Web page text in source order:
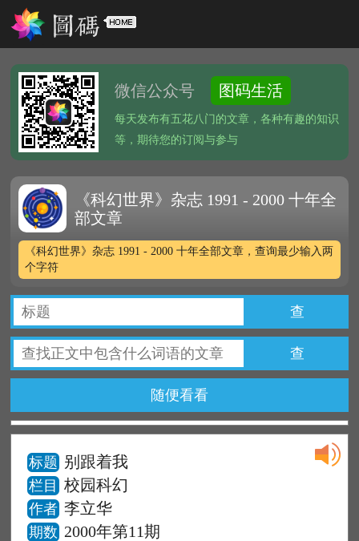
微信公众号 图码生活
每天发布有五花八门的文章，各种有趣的知识
等，期待您的订阅与参与
《科幻世界》杂志 1991 - 2000 十年全
部文章
《科幻世界》杂志 1991 - 2000 十年全部文章，查询最少输入两
个字符
查
查
随便看看
标题 别跟着我
栏目 校园科幻
作者 李立华
期数 2000年第11期